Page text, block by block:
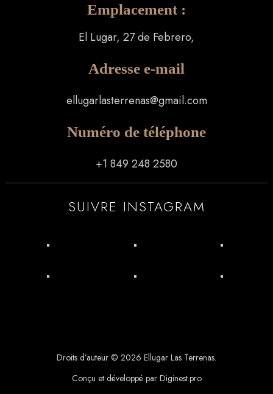
Emplacement :
El Lugar, 27 de Febrero,
Adresse e-mail
ellugarlasterrenas@gmail.com
Numéro de téléphone
+1 849 248 2580
SUIVRE INSTAGRAM
Droits d’auteur © 2026 Ellugar Las Terrenas.
Conçu et développé par Diginest.pro